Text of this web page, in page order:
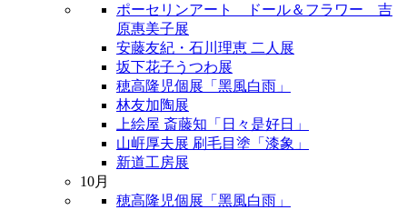
ポーセリンアート ドール＆フラワー 吉
原惠美子展
安藤友紀・石川理恵 二人展
坂下花子うつわ展
穂高隆児個展「黑風白雨」
林友加陶展
上絵屋 斎藤知「日々是好日」
山㟁厚夫展 刷毛目塗「漆象」
新道工房展
10月
穂高隆児個展「黑風白雨」